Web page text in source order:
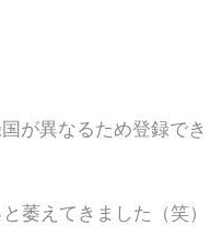
が異なるため登録でき
萎えてきました（笑）